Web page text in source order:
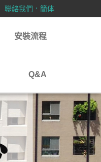
聯絡我們 ． 簡体
安裝流程
Q&A